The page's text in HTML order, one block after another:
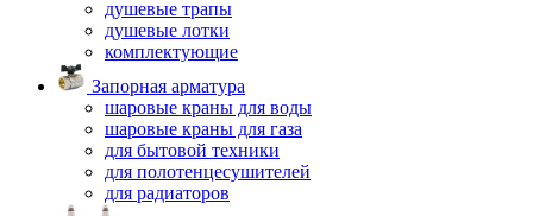
душевые трапы
душевые лотки
комплектующие
Запорная арматура
шаровые краны для воды
шаровые краны для газа
для бытовой техники
для полотенцесушителей
для радиаторов